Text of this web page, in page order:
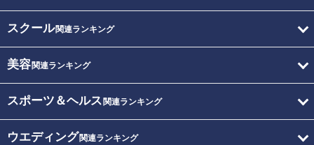
スクール関連ランキング
美容関連ランキング
スポーツ＆ヘルス 関連ランキング
ウエディング関連ランキング